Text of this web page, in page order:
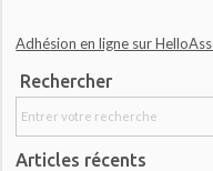
Adhésion en ligne sur
Rechercher
Articles récents